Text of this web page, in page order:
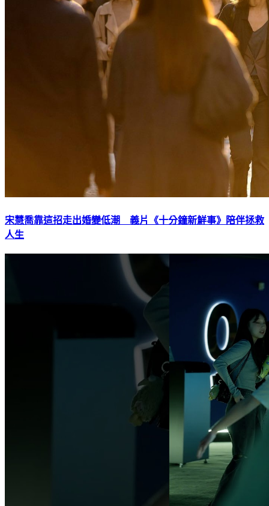
宋慧喬靠這招走出婚變低潮 義片《十分鐘新鮮事》陪伴拯救
人生